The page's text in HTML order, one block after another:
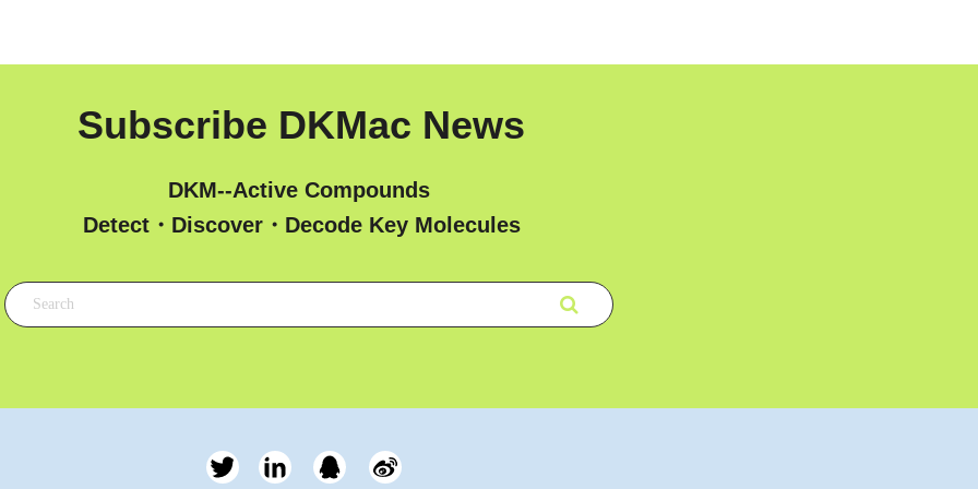
Subscribe DKMac News
DKM--Active Compounds
Detect・Discover・Decode Key Molecules